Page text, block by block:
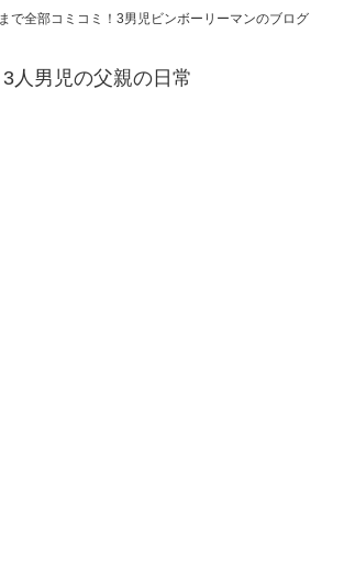
で全部コミコミ！3男児ビンボーリーマンのブログ
3人男児の父親の日常